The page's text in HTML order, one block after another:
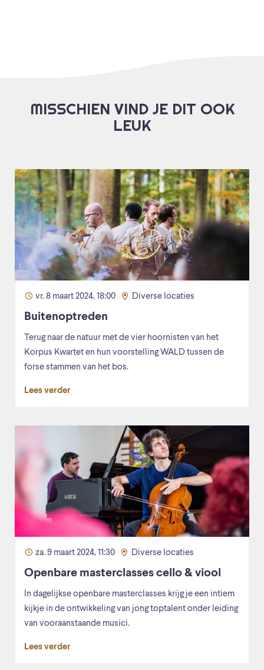
MISSCHIEN VIND JE DIT OOK
LEUK
vr. 8 maart 2024, 18:00 Diverse locaties
Buitenoptreden
Terug naar de natuur met de vier hoornisten van het
Korpus Kwartet en hun voorstelling WALD tussen de
forse stammen van het bos.
Lees verder
za. 9 maart 2024, 11:30 Diverse locaties
Openbare masterclasses cello & viool
In dagelijkse openbare masterclasses krijg je een intiem
kijkje in de ontwikkeling van jong toptalent onder leiding
van vooraanstaande musici.
Lees verder